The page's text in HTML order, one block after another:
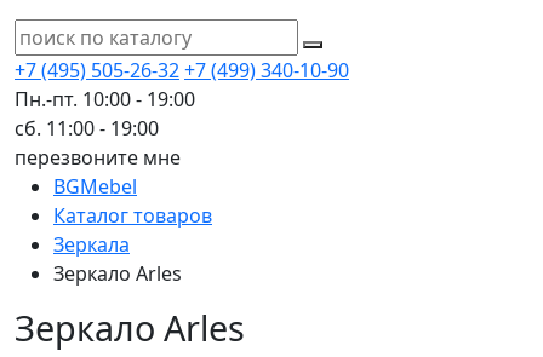
+7 (495) 505-26-32+7 (499) 340-10-90
Пн.-пт. 10:00 - 19:00
сб. 11:00 - 19:00
перезвоните мне
BGMebel
Каталог товаров
Зеркала
Зеркало Arles
Зеркало Arles